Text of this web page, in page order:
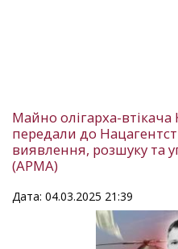
Майно олігарха-
передали до
виявлення, розшуку та
(АРМА)
Дата: 04.03.2025 21:39